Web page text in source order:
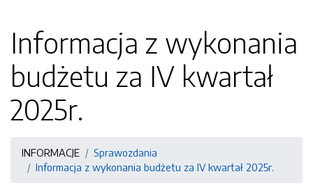
Informacja z wykonania
budżetu za IV kwartał
2025r.
INFORMACJE
Sprawozdania
Informacja z wykonania budżetu za IV kwartał 2025r.